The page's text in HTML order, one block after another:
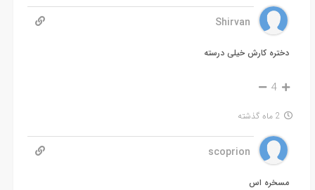
Shirvan
دختره کارش خیلی درسته
4
2 ماه گذشته
scoprion
مسخره اس